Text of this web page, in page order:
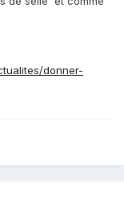
donner-